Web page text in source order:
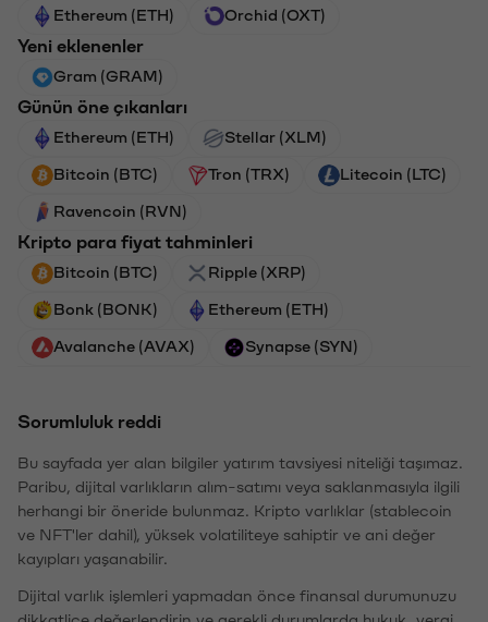
Ethereum (ETH) Orchid (OXT)
Yeni eklenenler
Gram (GRAM)
Günün öne çıkanları
Ethereum (ETH) Stellar (XLM)
Bitcoin (BTC) Tron (TRX) Litecoin (LTC)
Ravencoin (RVN)
Kripto para fiyat tahminleri
Bitcoin (BTC) Ripple (XRP)
Bonk (BONK) Ethereum (ETH)
Avalanche (AVAX) Synapse (SYN)
Sorumluluk reddi
Bu sayfada yer alan bilgiler yatırım tavsiyesi niteliği taşımaz.
Paribu, dijital varlıkların alım-satımı veya saklanmasıyla ilgili
herhangi bir öneride bulunmaz. Kripto varlıklar (stablecoin
ve NFT'ler dahil), yüksek volatiliteye sahiptir ve ani değer
kayıpları yaşanabilir.
Dijital varlık işlemleri yapmadan önce finansal durumunuzu
dikkatlice değerlendirin ve gerekli durumlarda hukuk, vergi